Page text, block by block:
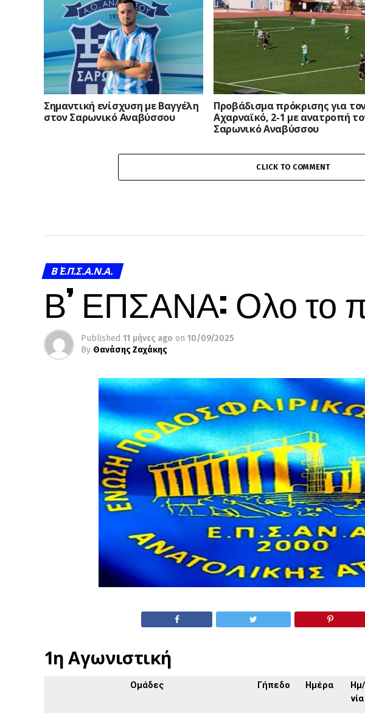
Σημαντική ενίσχυση με Βαγγέλη
στον Σαρωνικό Αναβύσσου
Προβάδισμα πρόκρισης για
Αχαρναϊκό, 2-1 με ανατροπή
Σαρωνικό Αναβύσσου
CLICK TO COMMENT
Β΄ Ε.Π.Σ.Α.Ν.Α.
Β’ ΕΠΣΑΝΑ: Ολο το
Published 11 μήνες ago on 10/09/2025
By Θανάσης Ζαχάκης
1η Αγωνιστική
Ομάδες Γήπεδο Ημέρα
Ημ/
νία